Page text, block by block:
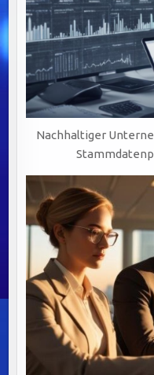
Nachhaltiger